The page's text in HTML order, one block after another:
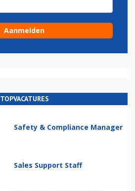
TOPVACATURES
Safety & Compliance Manager
Sales Support Staff